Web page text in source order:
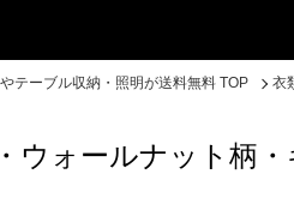
テーブル収納・照明が送料無料 TOP 衣
ウォールナット柄・